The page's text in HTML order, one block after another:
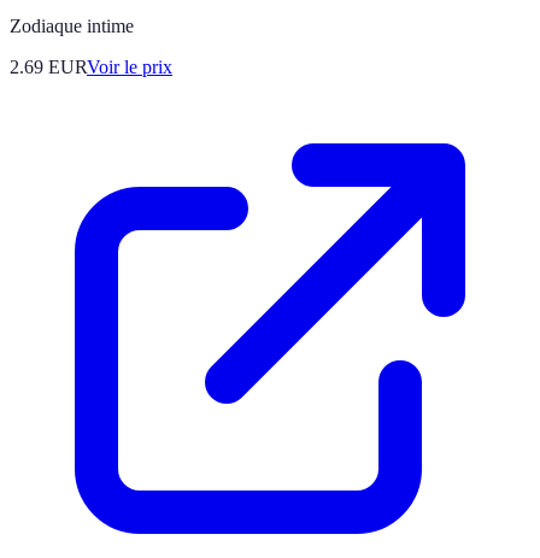
Zodiaque intime
2.69 EURVoir le prix